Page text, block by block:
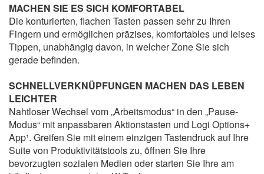
MACHEN SIE ES SICH KOMFORTABEL
Die konturierten, flachen Tasten passen sehr zu Ihren
Fingern und ermöglichen präzises, komfortables und leises
Tippen, unabhängig davon, in welcher Zone Sie sich
gerade befinden.
SCHNELLVERKNÜPFUNGEN MACHEN DAS LEBEN
LEICHTER
Nahtloser Wechsel vom „Arbeitsmodus“ in den „Pause-
Modus“ mit anpassbaren Aktionstasten und Logi Options+
App¹. Greifen Sie mit einem einzigen Tastendruck auf Ihre
Suite von Produktivitätstools zu, öffnen Sie Ihre
bevorzugten sozialen Medien oder starten Sie Ihre am